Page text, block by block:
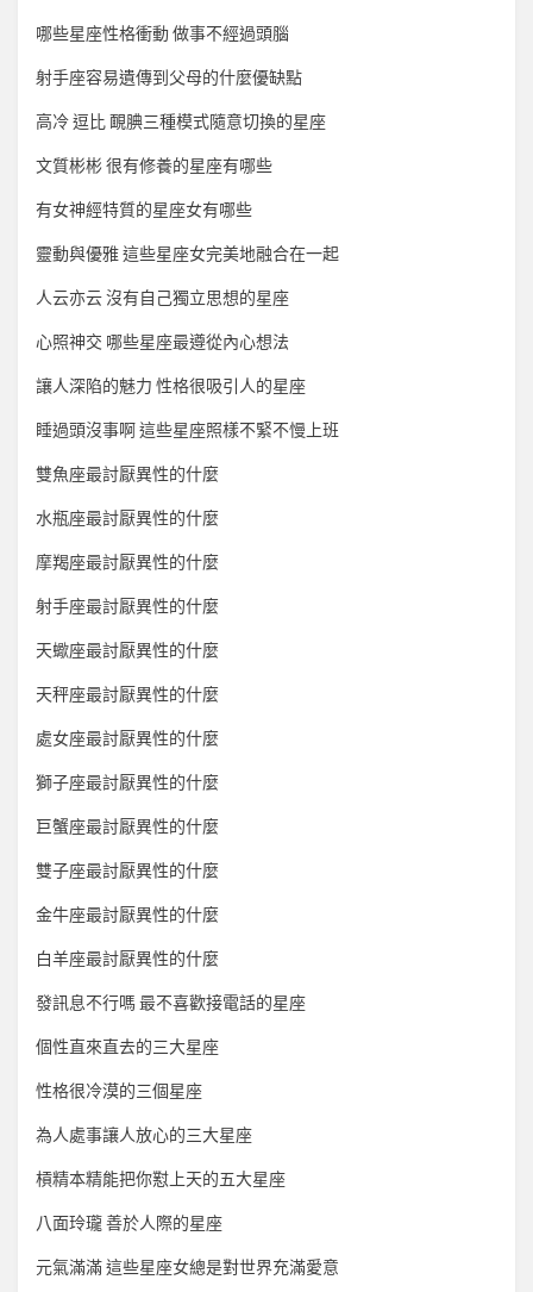
哪些星座性格衝動 做事不經過頭腦
射手座容易遺傳到父母的什麼優缺點
高冷 逗比 靦腆三種模式隨意切換的星座
文質彬彬 很有修養的星座有哪些
有女神經特質的星座女有哪些
靈動與優雅 這些星座女完美地融合在一起
人云亦云 沒有自己獨立思想的星座
心照神交 哪些星座最遵從內心想法
讓人深陷的魅力 性格很吸引人的星座
睡過頭沒事啊 這些星座照樣不緊不慢上班
雙魚座最討厭異性的什麼
水瓶座最討厭異性的什麼
摩羯座最討厭異性的什麼
射手座最討厭異性的什麼
天蠍座最討厭異性的什麼
天秤座最討厭異性的什麼
處女座最討厭異性的什麼
獅子座最討厭異性的什麼
巨蟹座最討厭異性的什麼
雙子座最討厭異性的什麼
金牛座最討厭異性的什麼
白羊座最討厭異性的什麼
發訊息不行嗎 最不喜歡接電話的星座
個性直來直去的三大星座
性格很冷漠的三個星座
為人處事讓人放心的三大星座
槓精本精能把你懟上天的五大星座
八面玲瓏 善於人際的星座
元氣滿滿 這些星座女總是對世界充滿愛意